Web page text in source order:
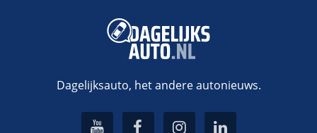
Dagelijksauto, het andere autonieuws.